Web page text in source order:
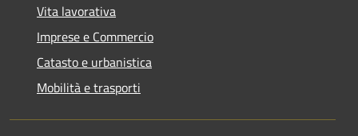
Vita lavorativa
Imprese e Commercio
Catasto e urbanistica
Mobilità e trasporti